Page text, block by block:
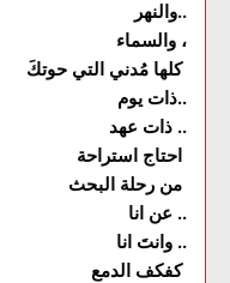
والنهر..
والسماء ،
كلها مُدني التي حوتكَ
ذات يوم..
ذات عهد ..
عن انا ..
وانتَ انا ..
كفكف الدمع